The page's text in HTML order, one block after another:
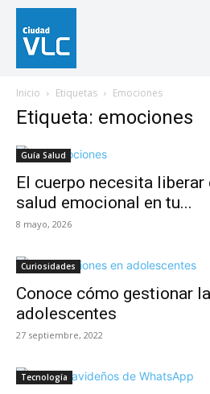
Inicio Etiquetas Emociones
Etiqueta: emociones
Guía Salud
El cuerpo necesita
salud emocional en tu...
8 mayo, 2026
Curiosidades
Conoce cómo gestionar
adolescentes
27 septiembre, 2022
Tecnología